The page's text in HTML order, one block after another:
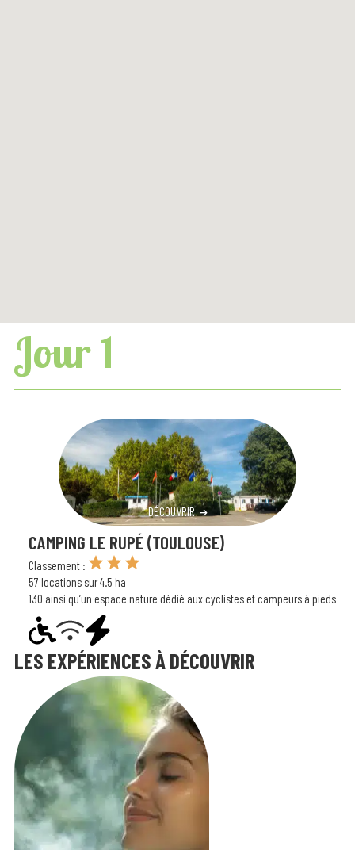
Jour 1
DÉCOUVRIR
CAMPING LE RUPÉ (TOULOUSE)
Classement :
57 locations sur 4.5 ha
130 ainsi qu’un espace nature dédié aux cyclistes et campeurs à pieds
LES EXPÉRIENCES À DÉCOUVRIR